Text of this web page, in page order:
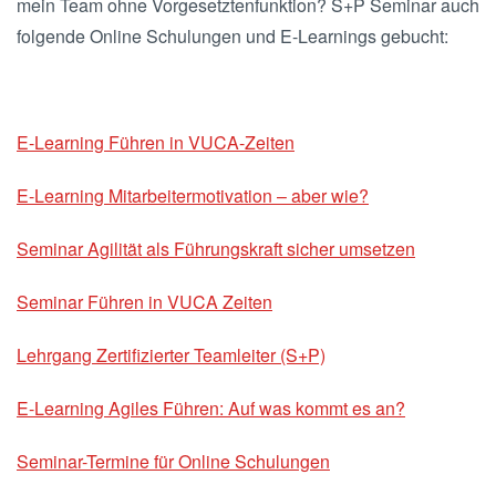
folgende Online Schulungen und E-Learnings gebucht:
E-Learning Führen in VUCA-Zeiten
E-Learning Mitarbeitermotivation – aber wie?
Seminar Agilität als Führungskraft sicher umsetzen
Seminar Führen in VUCA Zeiten
Lehrgang Zertifizierter Teamleiter (S+P)
E-Learning Agiles Führen: Auf was kommt es an?
Seminar-Termine für Online Schulungen